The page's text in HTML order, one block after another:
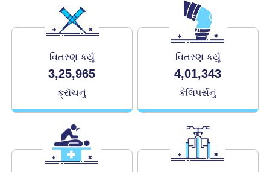
વિતરણ કર્યું
3,25,965
ક્રૉચનું
વિતરણ કર્યું
4,01,343
કેલિપર્સનું